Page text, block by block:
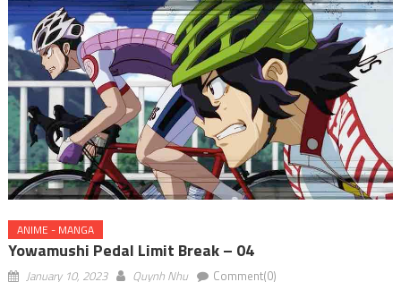
ANIME - MANGA
Yowamushi Pedal Limit Break – 04
January 10, 2023 Quynh Nhu Comment(0)